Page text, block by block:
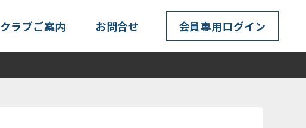
クラブご案内 お問合せ 会員専用ログイン